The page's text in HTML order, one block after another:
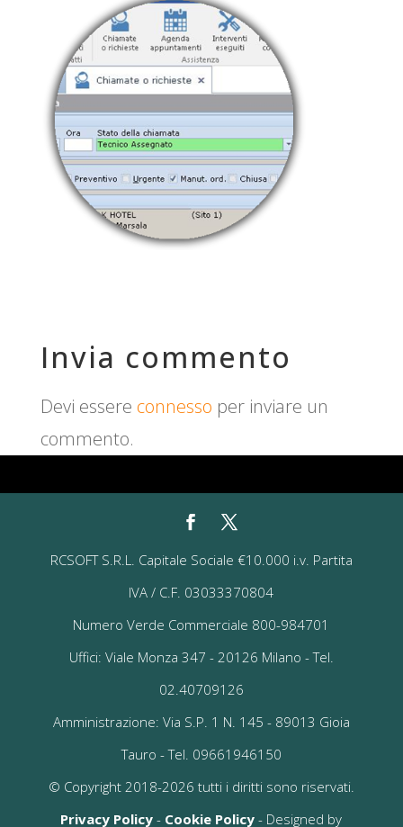
Invia commento
Devi essere connesso per inviare un
commento.
RCSOFT S.R.L. Capitale Sociale €10.000 i.v. Partita
IVA / C.F. 03033370804
Numero Verde Commerciale 800-984701
Uffici: Viale Monza 347 - 20126 Milano - Tel.
02.40709126
Amministrazione: Via S.P. 1 N. 145 - 89013 Gioia
Tauro - Tel. 09661946150
© Copyright 2018-2026 tutti i diritti sono riservati.
Privacy Policy - Cookie Policy - Designed by